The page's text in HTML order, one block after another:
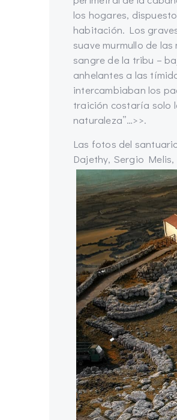
los hogares,
habitación. Los
suave murmullo de las
sangre de la tribu –
anhelantes a las
intercambiaban los
traición costaría solo
naturaleza”…>>.
Las fotos del
Dajethy, Sergio